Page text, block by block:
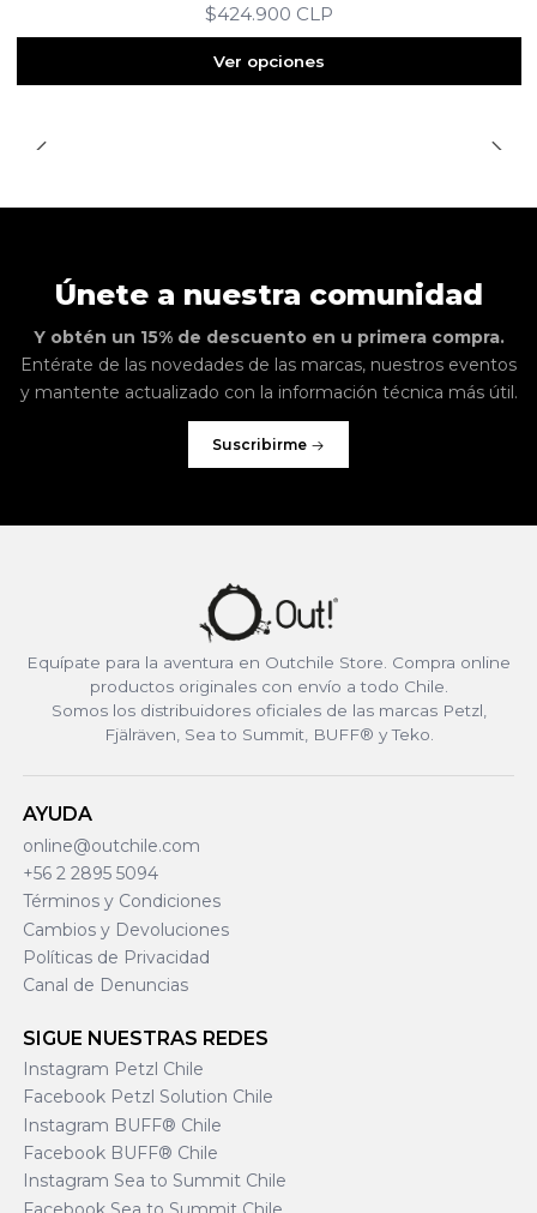
$424.900 CLP
Ver opciones
Únete a nuestra comunidad
Y obtén un 15% de descuento en u primera compra.
Entérate de las novedades de las marcas, nuestros eventos
y mantente actualizado con la información técnica más útil.
Suscribirme
Equípate para la aventura en Outchile Store. Compra online
productos originales con envío a todo Chile.
Somos los distribuidores oficiales de las marcas Petzl,
Fjälräven, Sea to Summit, BUFF® y Teko.
AYUDA
online@outchile.com
+56 2 2895 5094
Términos y Condiciones
Cambios y Devoluciones
Políticas de Privacidad
Canal de Denuncias
SIGUE NUESTRAS REDES
Instagram Petzl Chile
Facebook Petzl Solution Chile
Instagram BUFF® Chile
Facebook BUFF® Chile
Instagram Sea to Summit Chile